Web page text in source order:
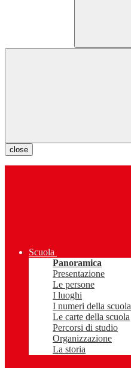
close
Scuola
Panoramica
Presentazione
Le persone
I luoghi
I numeri della scuola
Le carte della scuola
Percorsi di studio
Organizzazione
La storia